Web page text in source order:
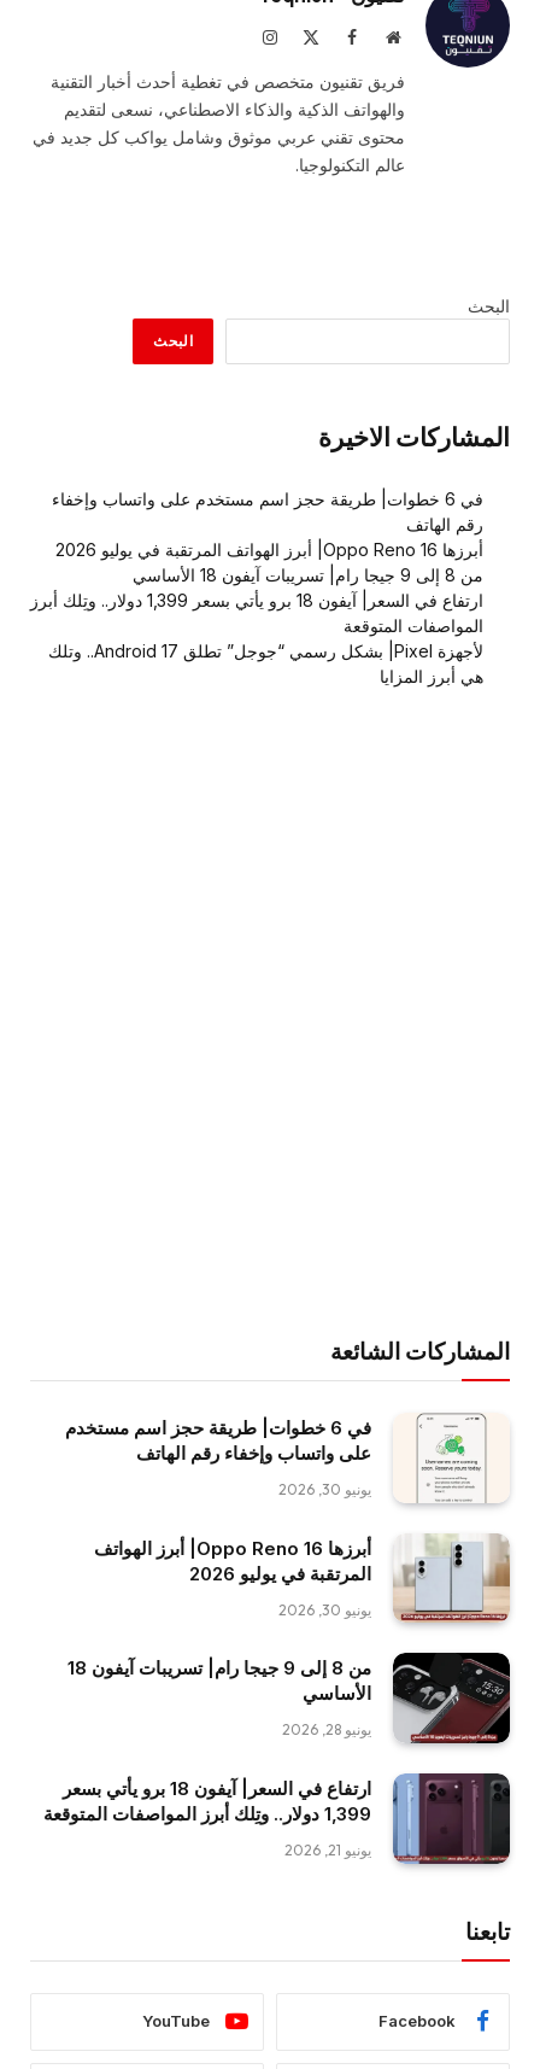
موقعفيسبوك الانستغرام
فريق تقنيون متخصص في تغطية أحدث أخبار التقنية
والهواتف الذكية والذكاء الاصطناعي، نسعى لتقديم
محتوى تقني عربي موثوق وشامل يواكب كل جديد في
عالم التكنولوجيا.
البحث
البحث
المشاركات الاخيرة
في 6 خطوات| طريقة حجز اسم مستخدم على واتساب وإخفاء
رقم الهاتف
أبرزها Oppo Reno 16| أبرز الهواتف المرتقبة في يوليو 2026
من 8 إلى 9 جيجا رام| تسريبات آيفون 18 الأساسي
ارتفاع في السعر| آيفون 18 برو يأتي بسعر 1,399 دولار.. وتِلك أبرز
المواصفات المتوقعة
لأجهزة Pixel| بشكل رسمي “جوجل” تطلق Android 17.. وتلك
هي أبرز المزايا
المشاركات الشائعة
في 6 خطوات| طريقة حجز اسم مستخدم
على واتساب وإخفاء رقم الهاتف
يونيو 30, 2026
أبرزها Oppo Reno 16| أبرز الهواتف
المرتقبة في يوليو 2026
يونيو 30, 2026
من 8 إلى 9 جيجا رام| تسريبات آيفون 18
الأساسي
يونيو 28, 2026
ارتفاع في السعر| آيفون 18 برو يأتي بسعر
1,399 دولار.. وتِلك أبرز المواصفات المتوقعة
يونيو 21, 2026
تابعنا
Facebook
YouTube